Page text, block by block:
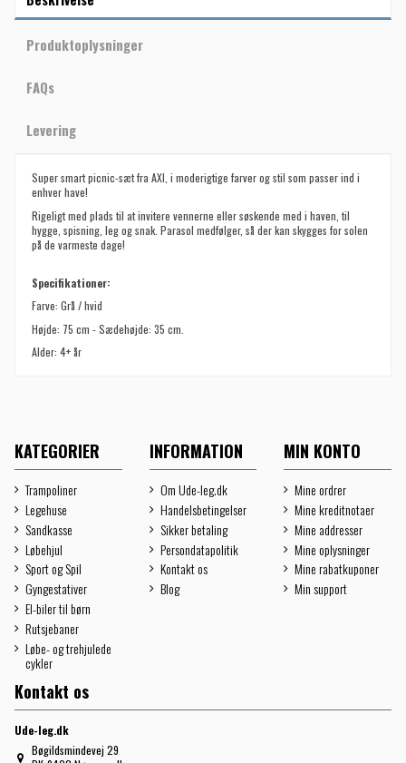
Produktoplysninger
FAQs
Levering
Super smart picnic-sæt fra AXI, i moderigtige farver og stil som passer ind i
enhver have!
Rigeligt med plads til at invitere vennerne eller søskende med i haven, til
hygge, spisning, leg og snak. Parasol medfølger, så der kan skygges for solen
på de varmeste dage!
Specifikationer:
Farve: Grå / hvid
Højde: 75 cm - Sædehøjde: 35 cm.
Alder: 4+ år
KATEGORIER
Trampoliner
Legehuse
Sandkasse
Løbehjul
Sport og Spil
Gyngestativer
El-biler til børn
Rutsjebaner
Løbe- og trehjulede
cykler
INFORMATION
Om Ude-leg.dk
Handelsbetingelser
Sikker betaling
Persondatapolitik
Kontakt os
Blog
MIN KONTO
Mine ordrer
Mine kreditnotaer
Mine addresser
Mine oplysninger
Mine rabatkuponer
Min support
Kontakt os
Ude-leg.dk
Bøgildsmindevej 29